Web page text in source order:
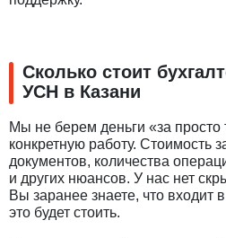
Сколько стоит
УСН в Казани
Мы не берем деньги «за просто
конкретную работу. Стоимость
документов, количества
и других нюансов. У нас нет
Вы заранее знаете, что входит
это будет стоить.